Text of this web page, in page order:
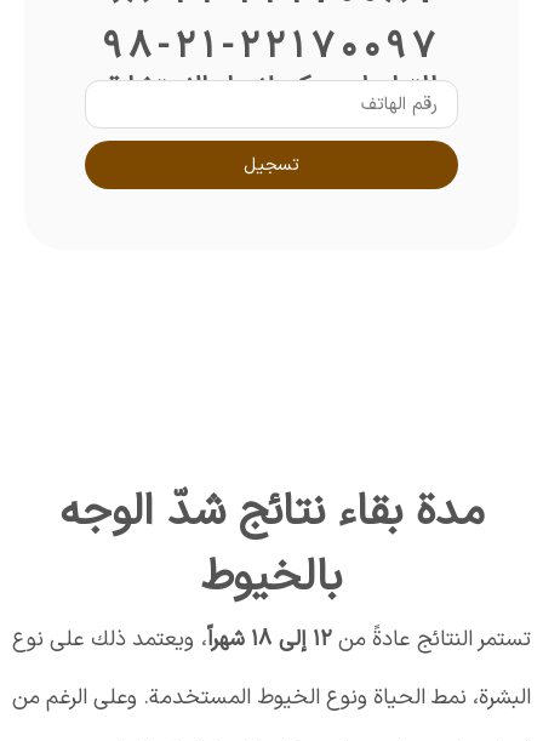
98-21-22170097
للتواصل معكم لإجراء الاستشارة
تسجيل
مدة بقاء نتائج شدّ الوجه
بالخيوط
تستمر النتائج عادةً من12 إلى 18 شهراً
، ويعتمد ذلك على نوع
البشرة، نمط الحياة ونوع الخيوط المستخدمة. وعلى الرغم من